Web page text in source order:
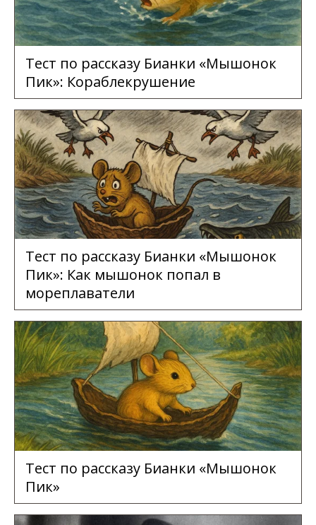
Тест по рассказу Бианки «Мышонок
Пик»: Кораблекрушение
Тест по рассказу Бианки «Мышонок
Пик»: Как мышонок попал в
мореплаватели
Тест по рассказу Бианки «Мышонок
Пик»